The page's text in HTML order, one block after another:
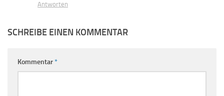
Antworten
SCHREIBE EINEN KOMMENTAR
Kommentar*